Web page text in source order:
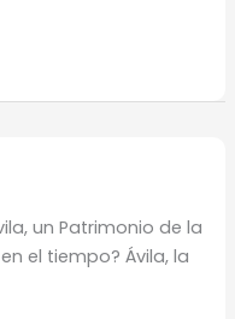
un Patrimonio de la
el tiempo? Ávila, la